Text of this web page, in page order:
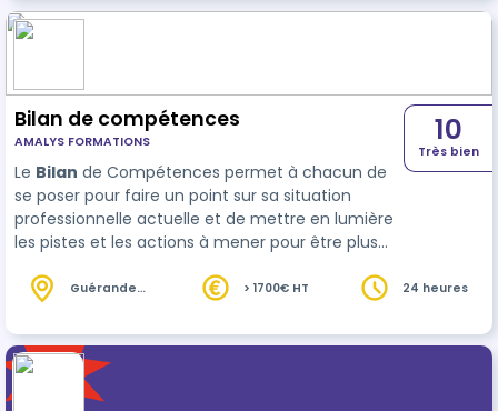
Bilan de compétences
AMALYS FORMATIONS
Le Bilan de Compétences permet à chacun de
se poser pour faire un point sur sa situation
professionnelle actuelle et de mettre en lumière
les pistes et les actions à mener pour être plus
dans un cadre déont…
10
Très bien
Guérande
> 1700€ HT 24 heures